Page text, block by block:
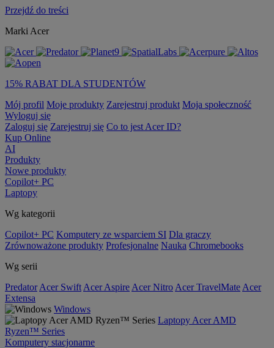
Przejdź do treści
Marki Acer
15% RABAT DLA STUDENTÓW
Mój profil Moje produkty Zarejestruj produkt Moja społeczność
Wyloguj się
Zaloguj się Zarejestruj się Co to jest Acer ID?
Kup Online
AI
Produkty
Nowe produkty
Copilot+ PC
Laptopy
Wg kategorii
Copilot+ PC Komputery ze wsparciem SI Dla graczy
Zrównoważone produkty Profesjonalne Nauka Chromebooks
Wg serii
Predator Acer Swift Acer Aspire Acer Nitro Acer TravelMate Acer
Extensa
Windows
Laptopy Acer AMD
Ryzen™ Series
Komputery stacjonarne